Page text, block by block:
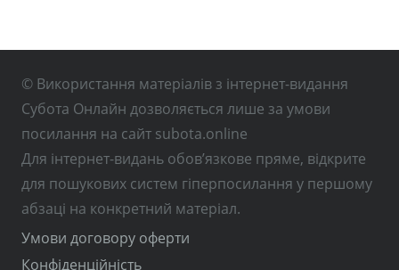
© Використання матеріалів з інтернет-видання
Субота Онлайн дозволяється лише за умови
посилання на сайт subota.online
Для інтернет-видань обов’язкове пряме, відкрите
для пошукових систем гіперпосилання у першому
абзаці на конкретний матеріал.
Умови договору оферти
Конфіденційність